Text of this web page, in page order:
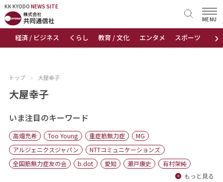
KK KYODO NEWS SITE
›
経済 / ビジネス くらし 教育 / 文化 エンタメ スポーツ 地域
MENU
KK KYODONEWS SITE
トップページ
ニュース
おすすめコンテンツ
出版物
会社概要
トップ › 大屋幸子
大屋幸子
いま注目のキーワード
高畑充希 Too Young 重症筋無力症
MG
アルジェニクスジャパン
NTTコミュニケーションズ
全国筋無力症友の会
b.dot 愛知 瀬戸康史
有村架純
もっと見る